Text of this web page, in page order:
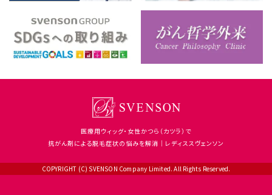
医療用ウィッグ・女性かつら（カツラ）で
抗がん剤による脱毛症状の悩みを解消｜レディススヴェンソン
COPYRIGHT (C) SVENSON Company Limited. All Rights Reserved.